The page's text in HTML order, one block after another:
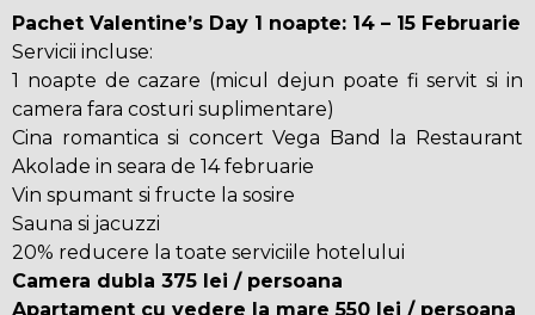
Pachet Valentine’s Day 1 noapte: 14 – 15 Februarie
Servicii incluse:
1 noapte de cazare (micul dejun poate fi servit si in
camera fara costuri suplimentare)
Cina romantica si concert Vega Band la Restaurant
Akolade in seara de 14 februarie
Vin spumant si fructe la sosire
Sauna si jacuzzi
20% reducere la toate serviciile hotelului
Camera dubla 375 lei / persoana
Apartament cu vedere la mare 550 lei / persoana